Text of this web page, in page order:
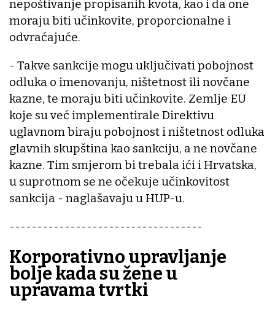
nepoštivanje propisanih kvota, kao i da one
moraju biti učinkovite, proporcionalne i
odvraćajuće.
- Takve sankcije mogu uključivati pobojnost
odluka o imenovanju, ništetnost ili novčane
kazne, te moraju biti učinkovite. Zemlje EU
koje su već implementirale Direktivu
uglavnom biraju pobojnost i ništetnost odluka
glavnih skupština kao sankciju, a ne novčane
kazne. Tim smjerom bi trebala ići i Hrvatska,
u suprotnom se ne očekuje učinkovitost
sankcija - naglašavaju u HUP-u.
-----------------------------------
Korporativno upravljanje
bolje kada su žene u
upravama tvrtki